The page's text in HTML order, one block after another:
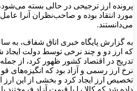
پرونده ارز ترجیحی در حالی بسته
مورد انتقاد بوده و صاحب‌نظران آنرا
می‌دانستند.
به گزارش پایگاه خبری اتاق شفاف، به
که ارز دو و چند نرخی توسط دولت ایجاد
تدریج در اقتصاد کشور ظهور کرد، از
نرخ ارز رسمی و آزاد بود که انگیزه‌های
تخصیص ارز ایجاد کرد و بخشی از این ارز